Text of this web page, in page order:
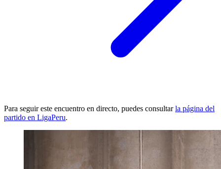
Para seguir este encuentro en directo, puedes consultarla página del
partido en LigaPeru.